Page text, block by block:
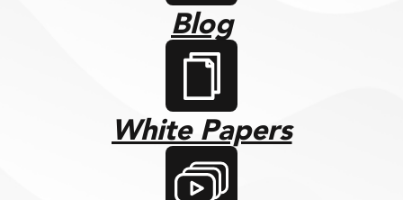
Blog
White Papers